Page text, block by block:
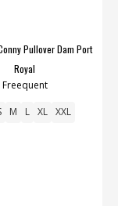
Pullover Dam Port
Royal
Freequent
M L XL XXL